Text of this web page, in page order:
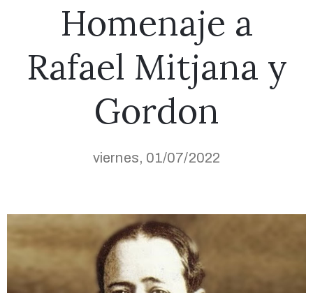
Homenaje a
Rafael Mitjana y
Gordon
viernes, 01/07/2022